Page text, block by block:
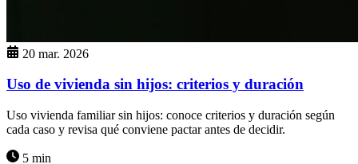
20 mar. 2026
Uso de vivienda sin hijos: criterios y duración
Uso vivienda familiar sin hijos: conoce criterios y duración según
cada caso y revisa qué conviene pactar antes de decidir.
5 min